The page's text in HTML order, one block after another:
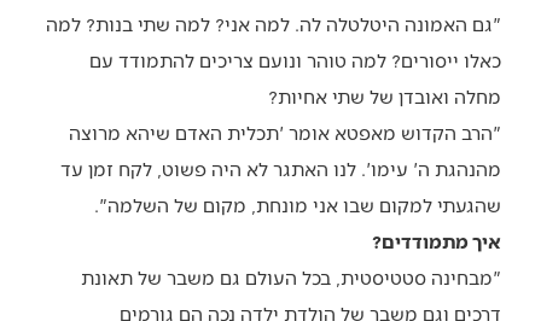
"גם האמונה היטלטלה לה. למה אני? למה שתי בנות? למה
כאלו ייסורים? למה טוהר ונועם צריכים להתמודד עם
מחלה ואובדן של שתי אחיות?
"הרב הקדוש מאפטא אומר 'תכלית האדם שיהא מרוצה
מהנהגת ה' עימו'. לנו האתגר לא היה פשוט, לקח זמן עד
שהגעתי למקום שבו אני מונחת, מקום של השלמה".
איך מתמודדים?
"מבחינה סטטיסטית, בכל העולם גם משבר של תאונת
דרכים וגם משבר של הולדת ילדה נכה הם גורמים